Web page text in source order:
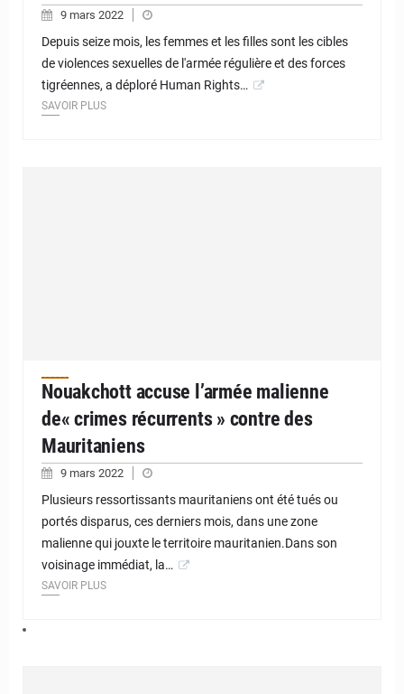
9 mars 2022
Depuis seize mois, les femmes et les filles sont les cibles
de violences sexuelles de l'armée régulière et des forces
tigréennes, a déploré Human Rights…
SAVOIR PLUS
Nouakchott accuse l’armée malienne
de« crimes récurrents » contre des
Mauritaniens
9 mars 2022
Plusieurs ressortissants mauritaniens ont été tués ou
portés disparus, ces derniers mois, dans une zone
malienne qui jouxte le territoire mauritanien.Dans son
voisinage immédiat, la…
SAVOIR PLUS